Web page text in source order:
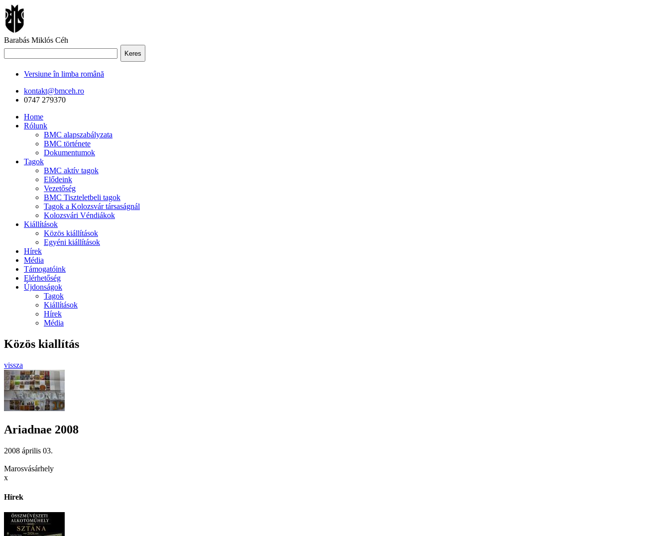
Barabás Miklós Céh
Keres
Versiune în limba română
kontakt@bmceh.ro
0747 279370
Home
Rólunk
BMC alapszabályzata
BMC története
Dokumentumok
Tagok
BMC aktív tagok
Elődeink
Vezetőség
BMC Tiszteletbeli tagok
Tagok a Kolozsvár társaságnál
Kolozsvári Véndiákok
Kiállítások
Közös kiállítások
Egyéni kiállítások
Hírek
Média
Támogatóink
Elérhetőség
Újdonságok
Tagok
Kiállítások
Hírek
Média
Közös kiallítás
vissza
Ariadnae 2008
2008 április 03.
Marosvásárhely
x
Hírek